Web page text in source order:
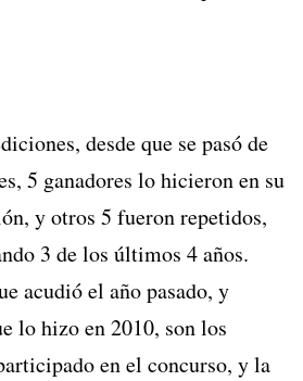
desde que se pasó de
5 ganadores lo hicieron en su
y otros 5 fueron repetidos,
3 de los últimos 4 años.
acudió el año pasado, y
lo hizo en 2010, son los
en el concurso, y la